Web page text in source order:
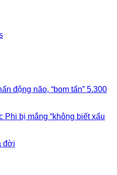
động não, “bom tấn” 5.300
bị mắng “không biết xấu
đời